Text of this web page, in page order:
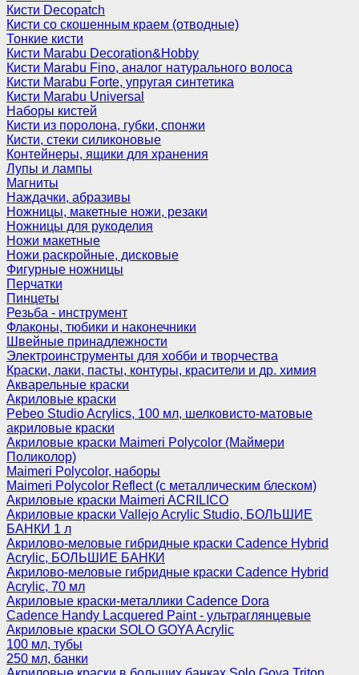
Кисти Decopatch
Кисти со скошенным краем (отводные)
Тонкие кисти
Кисти Marabu Decoration&Hobby
Кисти Marabu Fino, аналог натурального волоса
Кисти Marabu Forte, упругая синтетика
Кисти Marabu Universal
Наборы кистей
Кисти из поролона, губки, спонжи
Кисти, стеки силиконовые
Контейнеры, ящики для хранения
Лупы и лампы
Магниты
Наждачки, абразивы
Ножницы, макетные ножи, резаки
Ножницы для рукоделия
Ножи макетные
Ножи раскройные, дисковые
Фигурные ножницы
Перчатки
Пинцеты
Резьба - инструмент
Флаконы, тюбики и наконечники
Швейные принадлежности
Электроинструменты для хобби и творчества
Краски, лаки, пасты, контуры, красители и др. химия
Акварельные краски
Акриловые краски
Pebeo Studio Acrylics, 100 мл, шелковисто-матовые
акриловые краски
Акриловые краски Maimeri Polycolor (Маймери
Поликолор)
Maimeri Polycolor, наборы
Maimeri Polycolor Reflect (с металлическим блеском)
Акриловые краски Maimeri ACRILICO
Акриловые краски Vallejo Acrylic Studio, БОЛЬШИЕ
БАНКИ 1 л
Акрилово-меловые гибридные краски Cadence Hybrid
Acrylic, БОЛЬШИЕ БАНКИ
Акрилово-меловые гибридные краски Cadence Hybrid
Acrylic, 70 мл
Акриловые краски-металлики Cadence Dora
Cadence Handy Lacquered Paint - ультраглянцевые
Акриловые краски SOLO GOYA Acrylic
100 мл, тубы
250 мл, банки